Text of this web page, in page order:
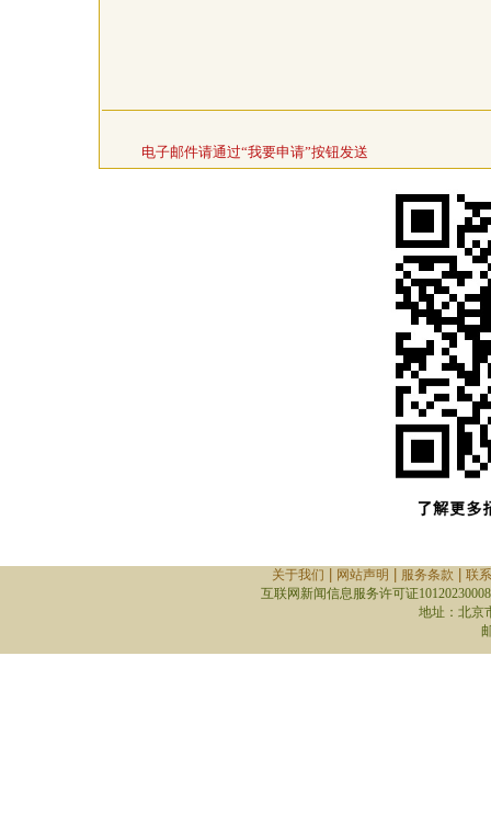
电子邮件请通过“我要申请”按钮发送
关于我们 网站声明 服务条款
联
互联网新闻信息服务许可证10120230008
地址：北京